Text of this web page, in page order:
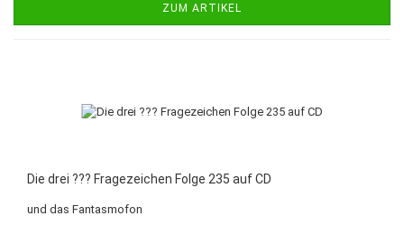
ZUM ARTIKEL
Die drei ??? Fragezeichen Folge 235 auf CD
und das Fantasmofon